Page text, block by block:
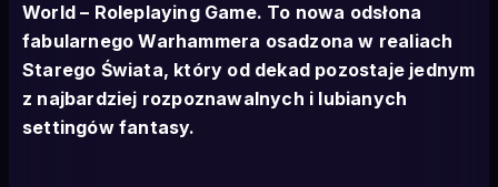
World – Roleplaying Game. To nowa odsłona
fabularnego Warhammera osadzona w realiach
Starego Świata, który od dekad pozostaje jednym
z najbardziej rozpoznawalnych i lubianych
settingów fantasy.